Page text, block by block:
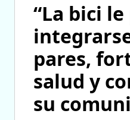
“La bici
pares,
salud y
su